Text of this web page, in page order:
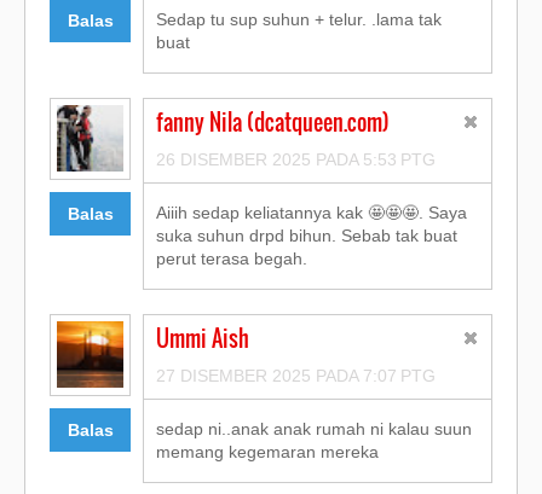
Balas
Sedap tu sup suhun + telur. .lama tak
buat
Balas
fanny Nila (dcatqueen.com)
26 DISEMBER 2025 PADA 5:53 PTG
Aiiih sedap keliatannya kak 🤩🤩🤩. Saya
suka suhun drpd bihun. Sebab tak buat
perut terasa begah.
Balas
Ummi Aish
27 DISEMBER 2025 PADA 7:07 PTG
sedap ni..anak anak rumah ni kalau suun
memang kegemaran mereka